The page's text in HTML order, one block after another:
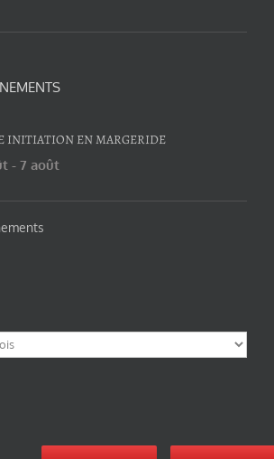
INITIATION EN MARGERIDE
- 7 août